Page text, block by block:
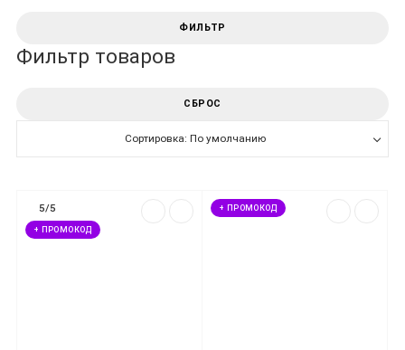
ФИЛЬТР
Фильтр товаров
СБРОС
Сортировка: По умолчанию
5/5
+ ПРОМОКОД
+ ПРОМОКОД